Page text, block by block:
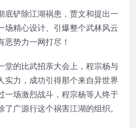
底铲除江湖祸患，贾文和提出一
精心设计、引爆整个武林风云
恶势力一网打尽！
堂的比武招亲大会上，程宗杨与
实力，成功引得那个来自异世界
一场激烈战斗，程宗杨等人终于
广源行这个祸害江湖的组织。